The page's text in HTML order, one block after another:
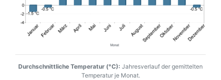
Durchschnittliche Temperatur (°C): Jahresverlauf der gemittelten
Temperatur je Monat.